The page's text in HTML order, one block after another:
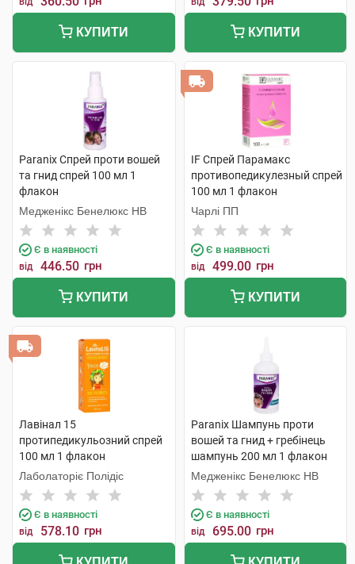
КУПИТИ КУПИТИ
Paranix Спрей проти вошей
та гнид спрей 100 мл 1
флакон
Медженікс Бенелюкс НВ
Є в наявності
від 446.50 грн
КУПИТИ
IF Спрей Парамакс
противопедикулезный спрей
100 мл 1 флакон
Чарлі ПП
Є в наявності
від 499.00 грн
КУПИТИ
Лавінал 15
протипедикульозний спрей
100 мл 1 флакон
Лаболаторіє Полідіс
Є в наявності
від 578.10 грн
Paranix Шампунь проти
вошей та гнид + гребінець
шампунь 200 мл 1 флакон
Медженікс Бенелюкс НВ
Є в наявності
від 695.00 грн